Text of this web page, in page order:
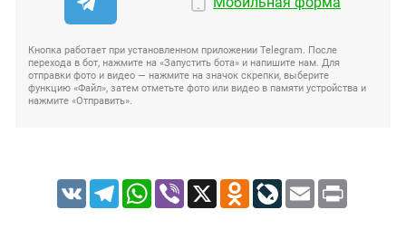
Кнопка работает при установленном приложении Telegram. После
перехода в бот, нажмите на «Запустить бота» и напишите нам. Для
отправки фото и видео — нажмите на значок скрепки, выберите
функцию «Файл», затем отметьте фото или видео в памяти устройства и
нажмите «Отправить».
VK TelegramWhatsApp
Viber X Odnoklassniki
LiveJournal
Email Print